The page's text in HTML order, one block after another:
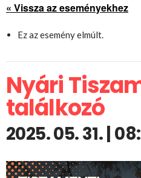
« Vissza az eseményekhez
Ez az esemény elmúlt.
Nyári
találkozó
2025. 05. 31. |